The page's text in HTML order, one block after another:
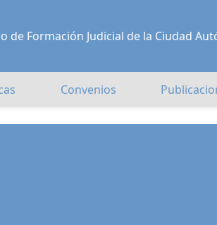
de Formación Judicial de la Ciudad
Convenios